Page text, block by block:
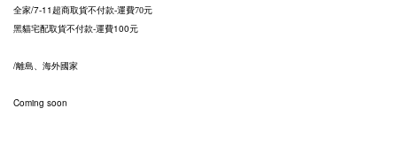
全家/7-11超商取貨不付款-運費70元
黑貓宅配取貨不付款-運費100元
/離島、海外國家
Coming soon